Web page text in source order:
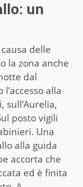
un
delle
la zona anche
dal
alla
sull’Aurelia,
posto vigili
Una
alla guida
accorta che
ed è finita